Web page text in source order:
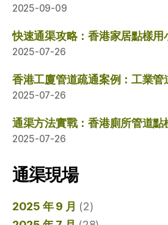
2025-09-09
快速通渠攻略：香港家居點樣用
2025-07-26
香港工廈管道疏通案例：工業管
2025-07-26
通渠方法實戰：香港廁所管道點
2025-07-26
通渠現場
2025 年 9 月 (2)